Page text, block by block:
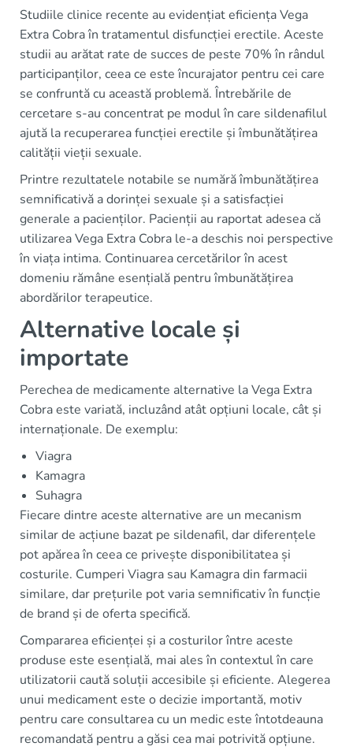
Studiile clinice recente au evidențiat eficiența Vega
Extra Cobra în tratamentul disfuncției erectile. Aceste
studii au arătat rate de succes de peste 70% în rândul
participanților, ceea ce este încurajator pentru cei care
se confruntă cu această problemă. Întrebările de
cercetare s-au concentrat pe modul în care sildenafilul
ajută la recuperarea funcției erectile și îmbunătățirea
calității vieții sexuale.
Printre rezultatele notabile se numără îmbunătățirea
semnificativă a dorinței sexuale și a satisfacției
generale a pacienților. Pacienții au raportat adesea că
utilizarea Vega Extra Cobra le-a deschis noi perspective
în viața intima. Continuarea cercetărilor în acest
domeniu rămâne esențială pentru îmbunătățirea
abordărilor terapeutice.
Alternative locale și
importate
Perechea de medicamente alternative la Vega Extra
Cobra este variată, incluzând atât opțiuni locale, cât și
internaționale. De exemplu:
Viagra
Kamagra
Suhagra
Fiecare dintre aceste alternative are un mecanism
similar de acțiune bazat pe sildenafil, dar diferențele
pot apărea în ceea ce privește disponibilitatea și
costurile. Cumperi Viagra sau Kamagra din farmacii
similare, dar prețurile pot varia semnificativ în funcție
de brand și de oferta specifică.
Compararea eficienței și a costurilor între aceste
produse este esențială, mai ales în contextul în care
utilizatorii caută soluții accesibile și eficiente. Alegerea
unui medicament este o decizie importantă, motiv
pentru care consultarea cu un medic este întotdeauna
recomandată pentru a găsi cea mai potrivită opțiune.